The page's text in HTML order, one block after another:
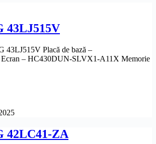
43LJ515V
43LJ515V Placă de bază –
– HC430DUN-SLVX1-A11X Memorie
42LC41-ZA